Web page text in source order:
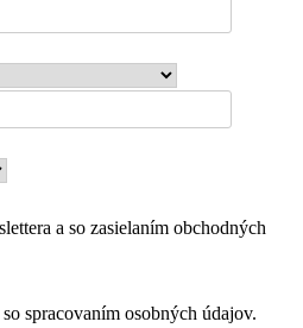
a so zasielaním obchodných
spracovaním osobných údajov.